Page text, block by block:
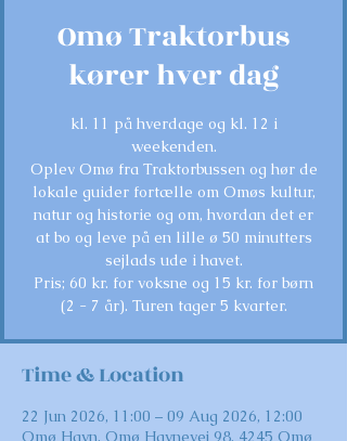
Omø Traktorbus
kører hver dag
kl. 11 på hverdage og kl. 12 i
weekenden.
Oplev Omø fra Traktorbussen og hør de
lokale guider fortælle om Omøs kultur,
natur og historie og om, hvordan det er
at bo og leve på en lille ø 50 minutters
sejlads ude i havet.
Pris; 60 kr. for voksne og 15 kr. for børn
(2 - 7 år). Turen tager 5 kvarter.
Time & Location
22 Jun 2026, 11:00 – 09 Aug 2026, 12:00
Omø Havn, Omø Havnevej 98, 4245 Omø